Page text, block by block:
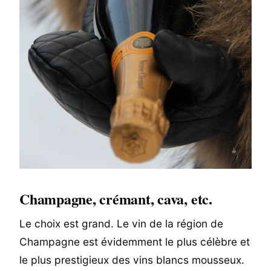
Champagne, crémant, cava, etc.
Le choix est grand. Le vin de la région de
Champagne est évidemment le plus célèbre et
le plus prestigieux des vins blancs mousseux.